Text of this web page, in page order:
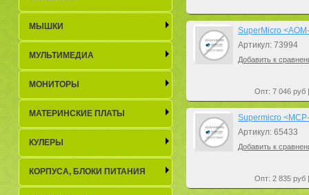
SuperMicro
Артикул: 73994
Добавить к
Опт: 7 046 руб
Supermicro
Артикул: 65433
Добавить к
Опт: 2 835 руб
МЫШКИ
МУЛЬТИМЕДИА
МОНИТОРЫ
МАТЕРИНСКИЕ ПЛАТЫ
КУЛЕРЫ
КОРПУСА, БЛОКИ ПИТАНИЯ